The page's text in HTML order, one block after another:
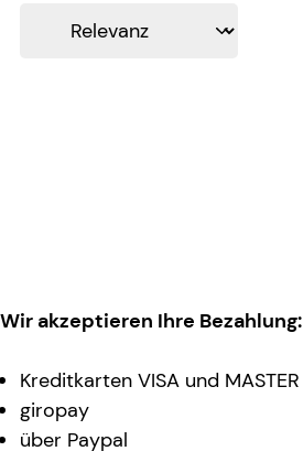
Wir akzeptieren Ihre Bezahlung:
Kreditkarten VISA und MASTER
giropay
über Paypal